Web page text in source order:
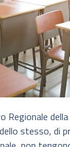
stesso, di